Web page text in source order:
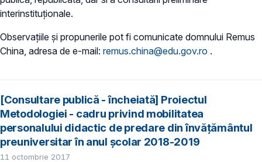
interinstituționale.
Observațiile și propunerile pot fi comunicate domnului Remus
China, adresa de e-mail: remus.china@edu.gov.ro .
[Consultare publică - încheiată] Proiectul
Metodologiei - cadru privind mobilitatea
personalului didactic de predare din învățământul
preuniversitar în anul școlar 2018-2019
11 octombrie 2017